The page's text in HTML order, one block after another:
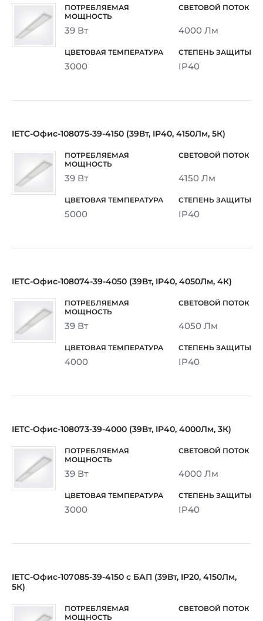
39 Вт 4000 Лм
3000 IP40
IETC-Офис-108075-39-4150 (39Вт, IP40, 4150Лм, 5К)
39 Вт 4150 Лм
5000 IP40
IETC-Офис-108074-39-4050 (39Вт, IP40, 4050Лм, 4К)
39 Вт 4050 Лм
4000 IP40
IETC-Офис-108073-39-4000 (39Вт, IP40, 4000Лм, 3К)
39 Вт 4000 Лм
3000 IP40
IETC-Офис-107085-39-4150 с БАП (39Вт, IP20, 4150Лм,
5К)